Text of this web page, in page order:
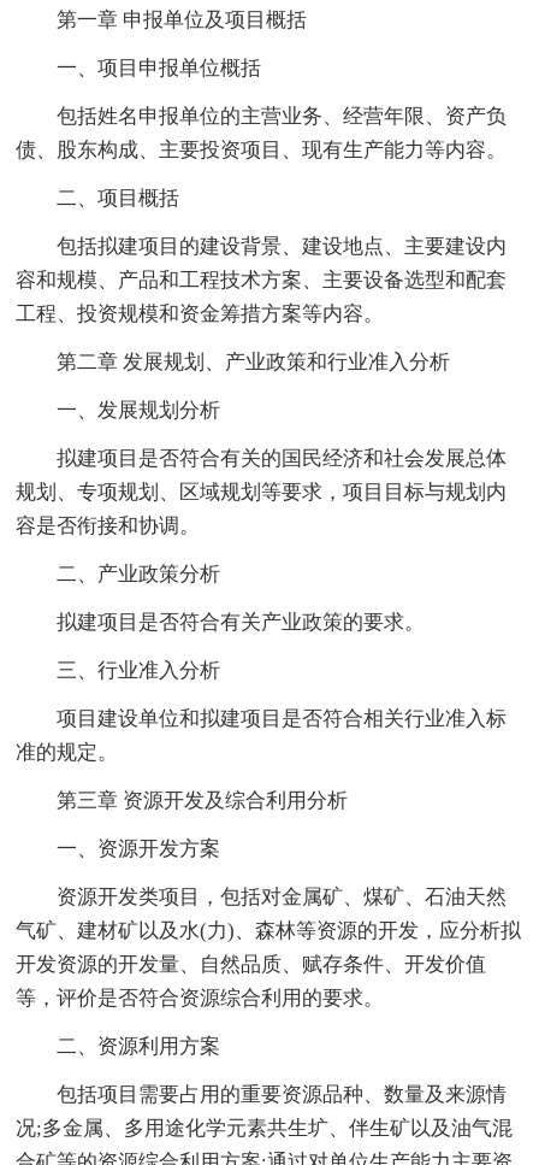
第一章 申报单位及项目概括
一、项目申报单位概括
包括姓名申报单位的主营业务、经营年限、资产负
债、股东构成、主要投资项目、现有生产能力等内容。
二、项目概括
包括拟建项目的建设背景、建设地点、主要建设内
容和规模、产品和工程技术方案、主要设备选型和配套
工程、投资规模和资金筹措方案等内容。
第二章 发展规划、产业政策和行业准入分析
一、发展规划分析
拟建项目是否符合有关的国民经济和社会发展总体
规划、专项规划、区域规划等要求，项目目标与规划内
容是否衔接和协调。
二、产业政策分析
拟建项目是否符合有关产业政策的要求。
三、行业准入分析
项目建设单位和拟建项目是否符合相关行业准入标
准的规定。
第三章 资源开发及综合利用分析
一、资源开发方案
资源开发类项目，包括对金属矿、煤矿、石油天然
气矿、建材矿以及水(力)、森林等资源的开发，应分析拟
开发资源的开发量、自然品质、赋存条件、开发价值
等，评价是否符合资源综合利用的要求。
二、资源利用方案
包括项目需要占用的重要资源品种、数量及来源情
况;多金属、多用途化学元素共生圹、伴生矿以及油气混